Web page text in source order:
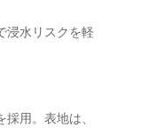
浸水リスクを軽
採用。表地は、